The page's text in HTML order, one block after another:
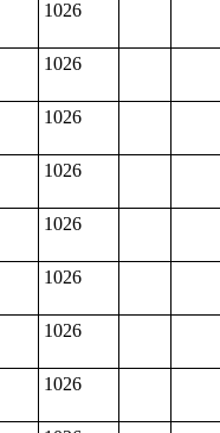
1026
1026
1026
1026
1026
1026
1026
1026